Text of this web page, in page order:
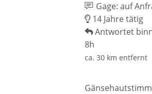
Gage: auf
14 Jahre tätig
Antwortet
8h
ca. 30 km entfernt